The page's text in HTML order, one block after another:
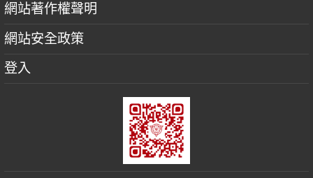
網站著作權聲明
網站安全政策
登入